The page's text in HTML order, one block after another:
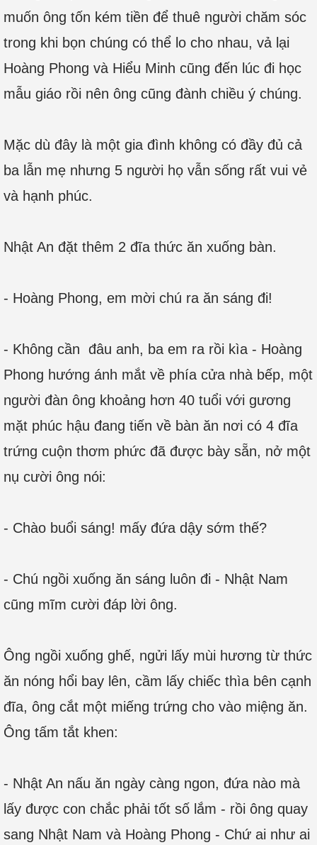
muốn ông tốn kém tiền để thuê người chăm sóc
trong khi bọn chúng có thể lo cho nhau, vả lại
Hoàng Phong và Hiểu Minh cũng đến lúc đi học
mẫu giáo rồi nên ông cũng đành chiều ý chúng.
Mặc dù đây là một gia đình không có đầy đủ cả
ba lẫn mẹ nhưng 5 người họ vẫn sống rất vui vẻ
và hạnh phúc.
Nhật An đặt thêm 2 đĩa thức ăn xuống bàn.
- Hoàng Phong, em mời chú ra ăn sáng đi!
- Không cần đâu anh, ba em ra rồi kìa - Hoàng
Phong hướng ánh mắt về phía cửa nhà bếp, một
người đàn ông khoảng hơn 40 tuổi với gương
mặt phúc hậu đang tiến về bàn ăn nơi có 4 đĩa
trứng cuộn thơm phức đã được bày sẵn, nở một
nụ cười ông nói:
- Chào buổi sáng! mấy đứa dậy sớm thế?
- Chú ngồi xuống ăn sáng luôn đi - Nhật Nam
cũng mĩm cười đáp lời ông.
Ông ngồi xuống ghế, ngửi lấy mùi hương từ thức
ăn nóng hổi bay lên, cầm lấy chiếc thìa bên cạnh
đĩa, ông cắt một miếng trứng cho vào miệng ăn.
Ông tấm tắt khen:
- Nhật An nấu ăn ngày càng ngon, đứa nào mà
lấy được con chắc phải tốt số lắm - rồi ông quay
sang Nhật Nam và Hoàng Phong - Chứ ai như ai